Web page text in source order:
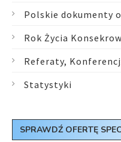
Polskie dokumenty
Rok Życia
Referaty,
Statystyki
SPRAWDŹ OFERTĘ